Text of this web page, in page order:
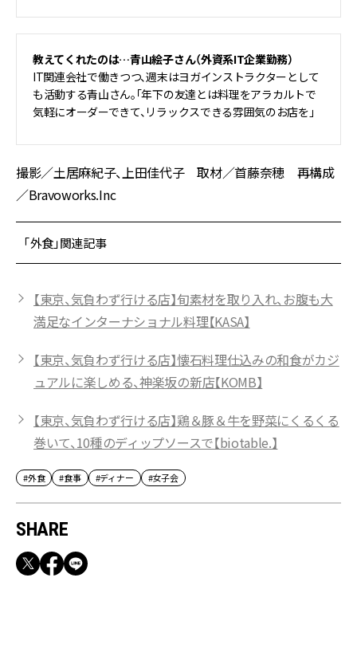
教えてくれたのは…青山絵子さん（外資系IT企業勤務）
IT関連会社で働きつつ、週末はヨガインストラクターとして
も活動する青山さん。「年下の友達とは料理をアラカルトで
気軽にオーダーできて、リラックスできる雰囲気のお店を」
撮影／土居麻紀子、上田佳代子 取材／首藤奈穂 再構成
／Bravoworks.Inc
「外食」関連記事
【東京、気負わず行ける店】旬素材を取り入れ、お腹も大
満足なインターナショナル料理【KASA】
【東京、気負わず行ける店】懐石料理仕込みの和食がカジ
ュアルに楽しめる、神楽坂の新店【KOMB】
【東京、気負わず行ける店】鶏＆豚＆牛を野菜にくるくる
巻いて、10種のディップソースで【biotable.】
#外食 #食事 #ディナー #女子会
SHARE